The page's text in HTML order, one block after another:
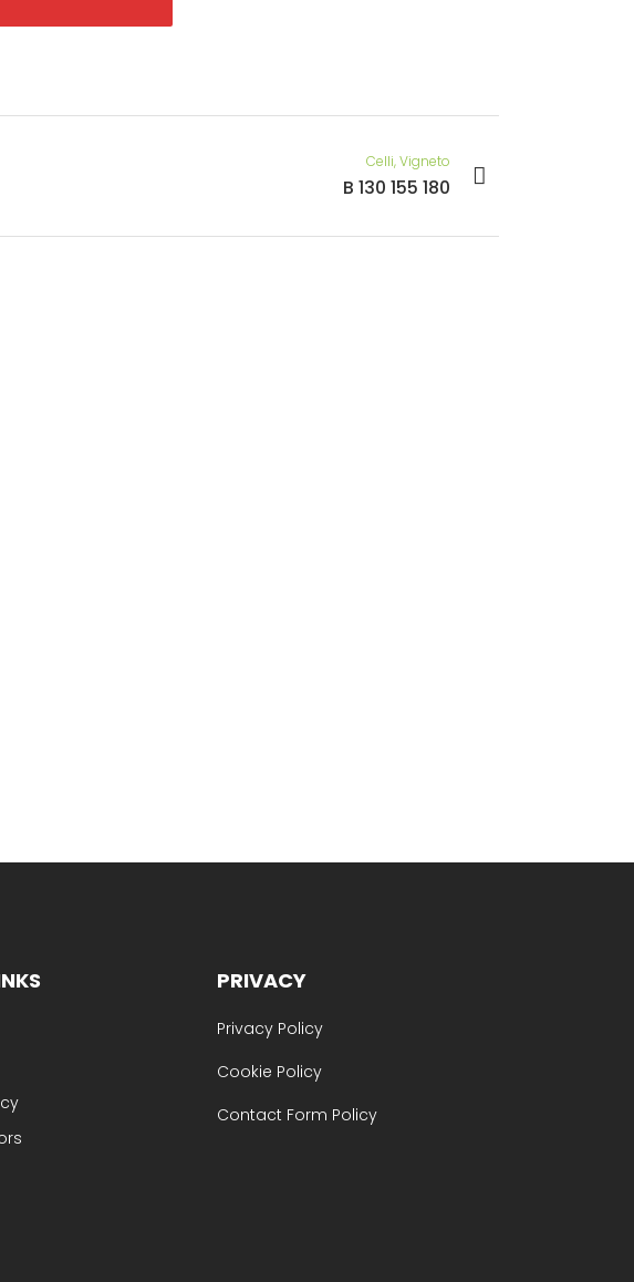
Celli, Vigneto
B 130 155 180
PRIVACY
Privacy Policy
Cookie Policy
Contact Form Policy